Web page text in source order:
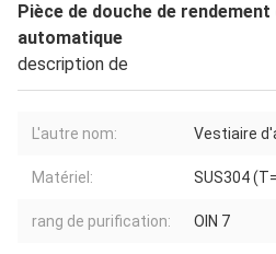
Pièce de douche de
automatique
description de
L'autre nom: Vestiaire
Matériel: SUS304
rang de purification: OIN 7